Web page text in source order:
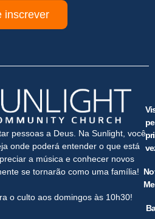
inscrever
pessoas a Deus. Na Sunlight, você
onde poderá entender o que está
a música e conhecer novos
se tornarão como uma família!
o culto aos domingos às 10h30!